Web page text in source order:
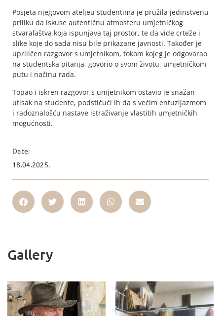
Posjeta njegovom ateljeu studentima je pružila jedinstvenu
priliku da iskuse autentičnu atmosferu umjetničkog
stvaralaštva koja ispunjava taj prostor, te da vide crteže i
slike koje do sada nisu bile prikazane javnosti. Također je
upriličen razgovor s umjetnikom, tokom kojeg je odgovarao
na studentska pitanja, govorio o svom životu, umjetničkom
putu i načinu rada.
Topao i iskren razgovor s umjetnikom ostavio je snažan
utisak na studente, podstičući ih da s većim entuzijazmom
i radoznalošću nastave istraživanje vlastitih umjetničkih
mogućnosti.
Date:
18.04.2025.
Gallery